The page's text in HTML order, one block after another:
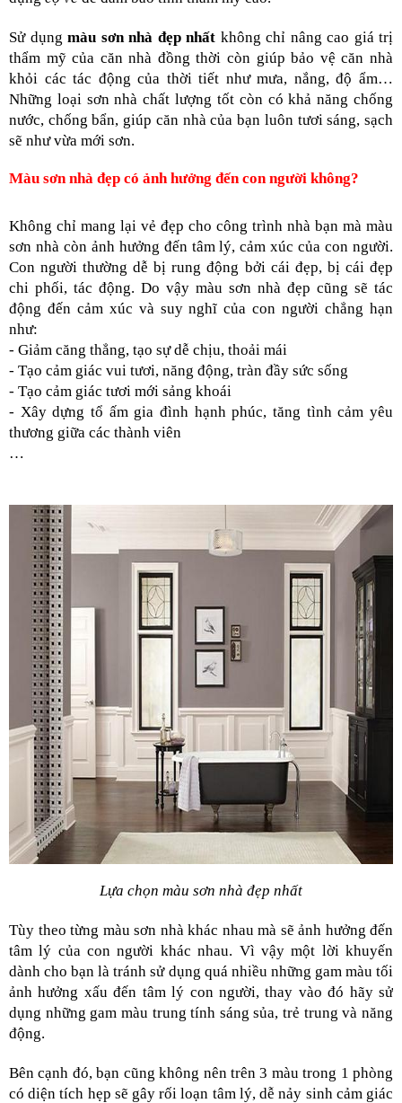
Sử dụng màu sơn nhà đẹp nhất không chỉ nâng cao giá trị
thẩm mỹ của căn nhà đồng thời còn giúp bảo vệ căn nhà
khỏi các tác động của thời tiết như mưa, nắng, độ ẩm…
Những loại sơn nhà chất lượng tốt còn có khả năng chống
nước, chống bẩn, giúp căn nhà của bạn luôn tươi sáng, sạch
sẽ như vừa mới sơn.
Màu sơn nhà đẹp có ảnh hưởng đến con người không?
Không chỉ mang lại vẻ đẹp cho công trình nhà bạn mà màu
sơn nhà còn ảnh hưởng đến tâm lý, cảm xúc của con người.
Con người thường dễ bị rung động bởi cái đẹp, bị cái đẹp
chi phối, tác động. Do vậy màu sơn nhà đẹp cũng sẽ tác
động đến cảm xúc và suy nghĩ của con người chẳng hạn
như:
- Giảm căng thẳng, tạo sự dễ chịu, thoải mái
- Tạo cảm giác vui tươi, năng động, tràn đầy sức sống
- Tạo cảm giác tươi mới sảng khoái
- Xây dựng tổ ấm gia đình hạnh phúc, tăng tình cảm yêu
thương giữa các thành viên
…
Lựa chọn màu sơn nhà đẹp nhất
Tùy theo từng màu sơn nhà khác nhau mà sẽ ảnh hưởng đến
tâm lý của con người khác nhau. Vì vậy một lời khuyến
dành cho bạn là tránh sử dụng quá nhiều những gam màu tối
ảnh hưởng xấu đến tâm lý con người, thay vào đó hãy sử
dụng những gam màu trung tính sáng sủa, trẻ trung và năng
động.
Bên cạnh đó, bạn cũng không nên trên 3 màu trong 1 phòng
có diện tích hẹp sẽ gây rối loạn tâm lý, dễ nảy sinh cảm giác